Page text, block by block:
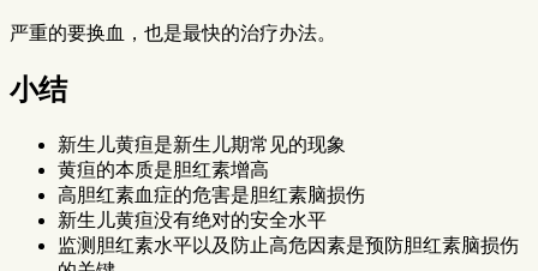
严重的要换血，也是最快的治疗办法。
小结
新生儿黄疸是新生儿期常见的现象
黄疸的本质是胆红素增高
高胆红素血症的危害是胆红素脑损伤
新生儿黄疸没有绝对的安全水平
监测胆红素水平以及防止高危因素是预防胆红素脑损伤